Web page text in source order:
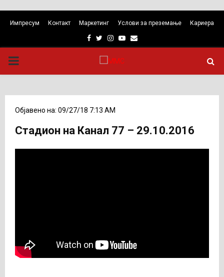
Импресум Контакт Маркетинг Услови за преземање Кариера
Facebook
TwitterInstagram
Youtube
Email
PRIMARY
Објавено на: 09/27/18 7:13 AM
Стадион на Канал 77 – 29.10.2016